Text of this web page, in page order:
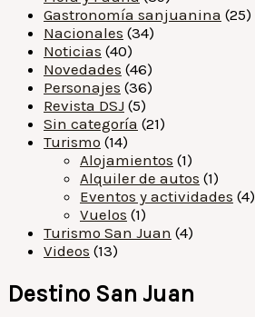
Gastronomía sanjuanina (25)
Nacionales (34)
Noticias (40)
Novedades (46)
Personajes (36)
Revista DSJ (5)
Sin categoría (21)
Turismo (14)
Alojamientos (1)
Alquiler de autos (1)
Eventos y actividades (4)
Vuelos (1)
Turismo San Juan (4)
Videos (13)
Destino San Juan